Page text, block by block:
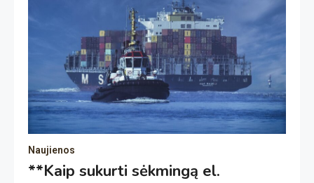
Naujienos
**Kaip sukurti sėkmingą el.